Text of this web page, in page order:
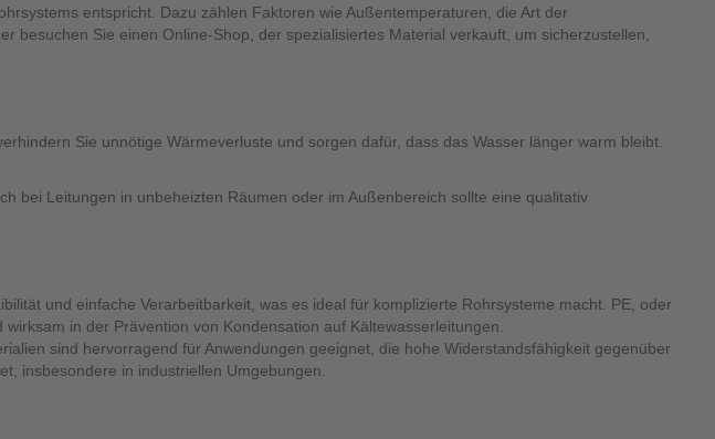
entspricht. Dazu zählen Faktoren wie Außentemperaturen, die Art der
Sie einen Online-Shop, der spezialisiertes Material verkauft, um sicherzustellen,
Sie unnötige Wärmeverluste und sorgen dafür, dass das Wasser länger warm bleibt.
bei Leitungen in unbeheizten Räumen oder im Außenbereich sollte eine qualitativ
und einfache Verarbeitbarkeit, was es ideal für komplizierte Rohrsysteme macht. PE, oder
in der Prävention von Kondensation auf Kältewasserleitungen.
sind hervorragend für Anwendungen geeignet, die hohe Widerstandsfähigkeit gegenüber
insbesondere in industriellen Umgebungen.